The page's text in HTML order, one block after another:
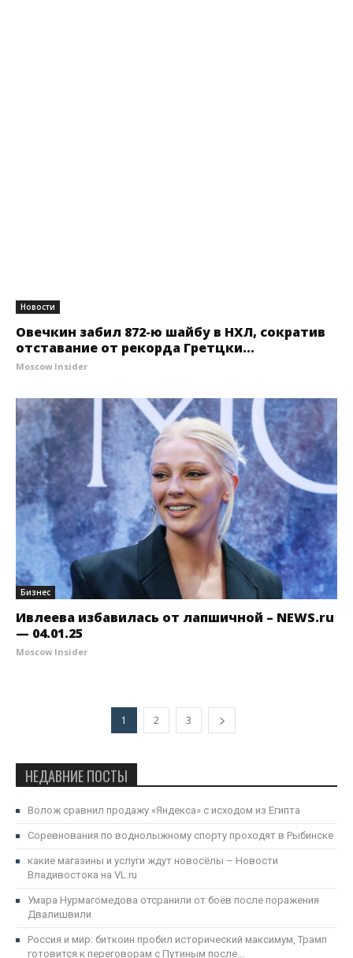
Новости
Овечкин забил 872-ю шайбу в НХЛ, сократив
отставание от рекорда Гретцки...
Moscow Insider
Бизнес
Ивлеева избавилась от лапшичной – NEWS.ru
— 04.01.25
Moscow Insider
1 2 3
НЕДАВНИЕ ПОСТЫ
Волож сравнил продажу «Яндекса» с исходом из Египта
Соревнования по воднолыжному спорту проходят в Рыбинске
какие магазины и услуги ждут новосёлы – Новости
Владивостока на VL.ru
Умара Нурмагомедова отсранили от боёв после поражения
Двалишвили
Россия и мир: биткоин пробил исторический максимум, Трамп
готовится к переговорам с Путиным после...